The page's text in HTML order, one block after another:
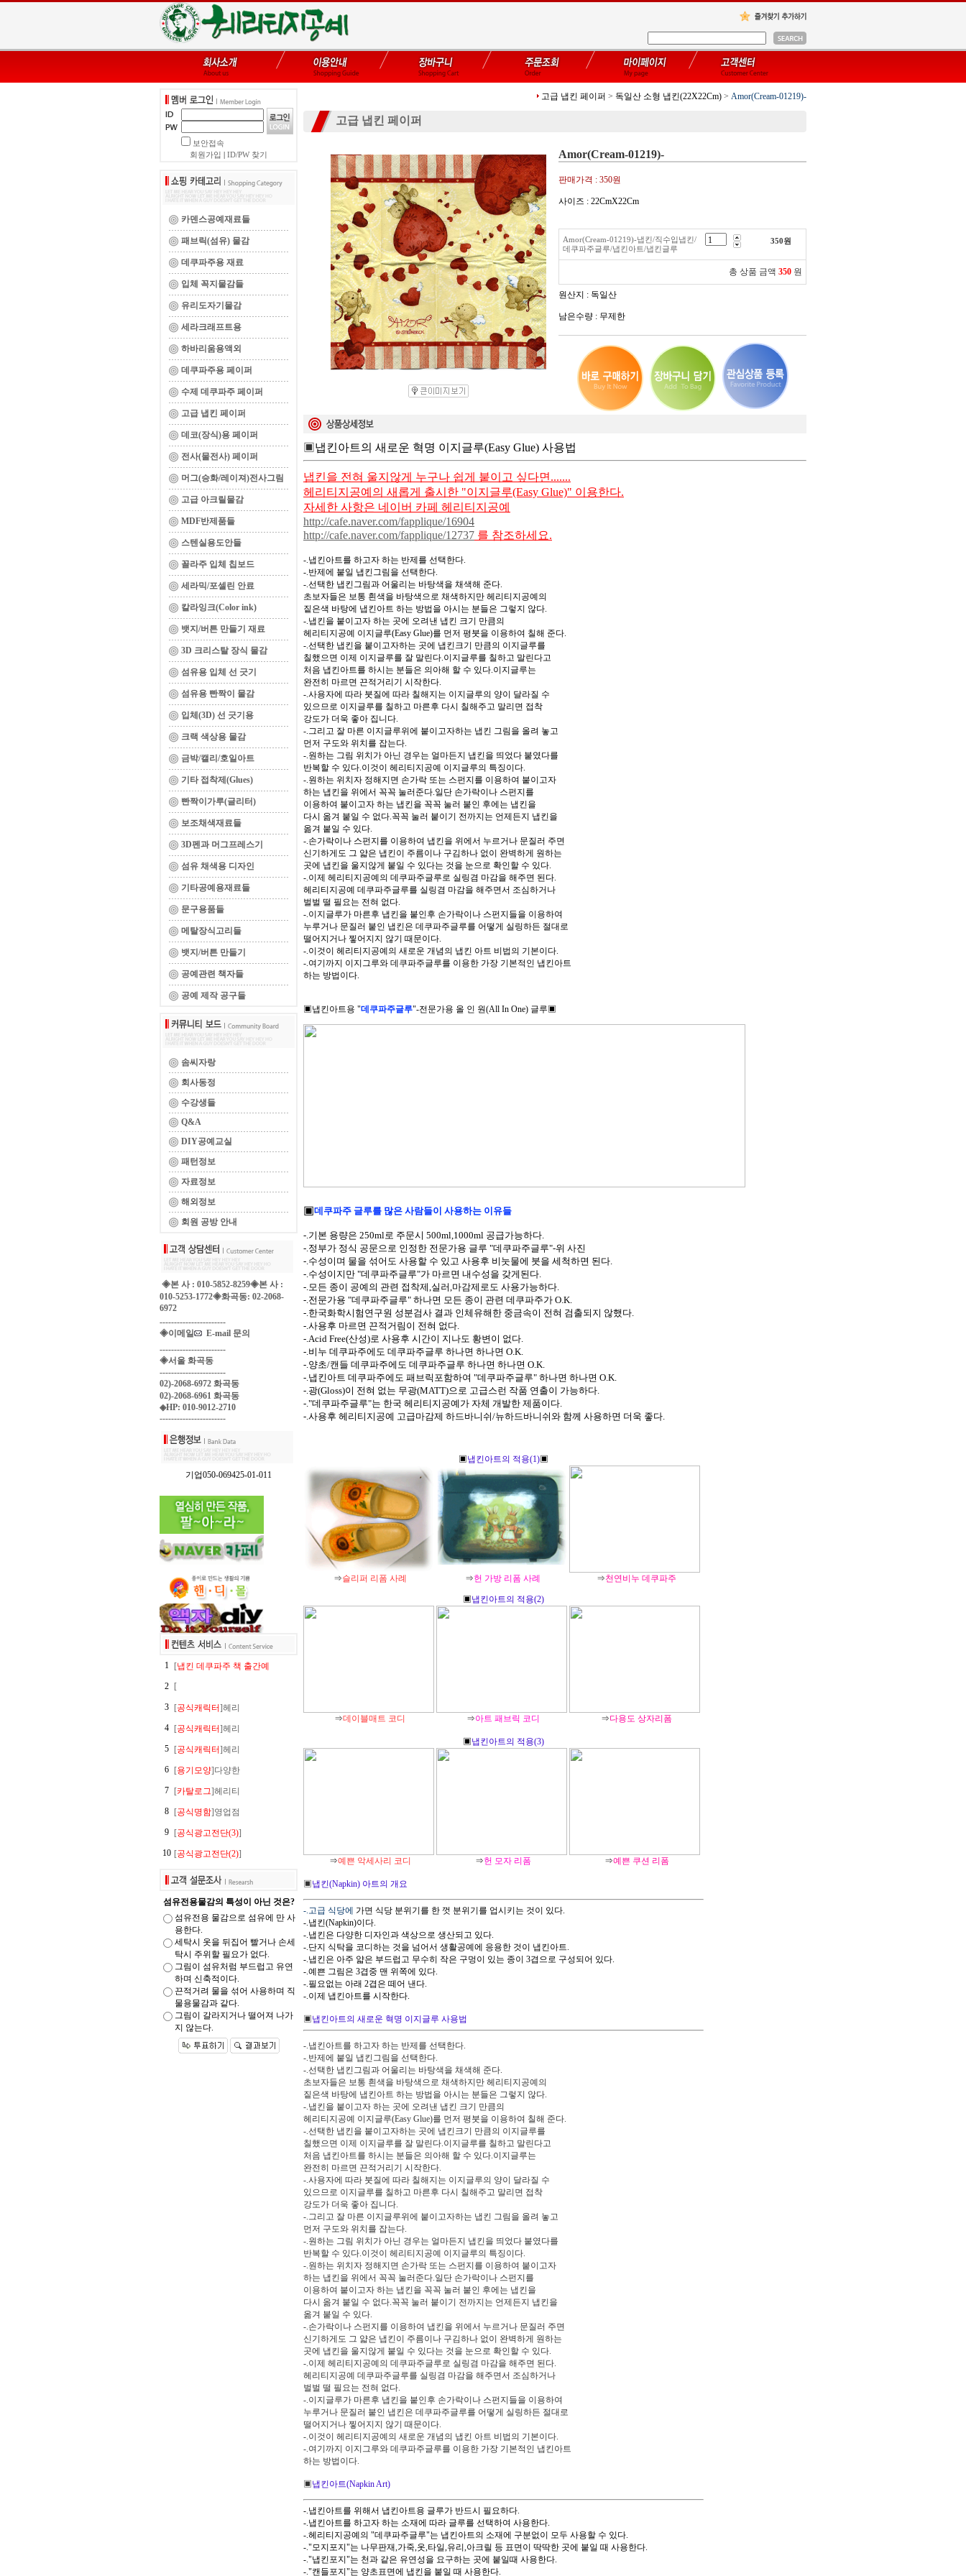
보안접속
회원가입
ID/PW 찾기
카덴스공예재료들
패브릭(섬유) 물감
데쿠파주용 재료
입체 꼭지물감들
유리도자기물감
세라크래프트용
하바리움용액외
데쿠파주용 페이퍼
수제 데쿠파주 페이퍼
고급 냅킨 페이퍼
데코(장식)용 페이퍼
전사(물전사) 페이퍼
머그(승화/레이져)전사그림
고급 아크릴물감
MDF반제품들
스텐실용도안들
꼴라주 입체 칩보드
세라믹/포셀린 안료
칼라잉크(Color ink)
뱃지/버튼 만들기 재료
3D 크리스탈 장식 물감
섬유용 입체 선 긋기
섬유용 빤짝이 물감
입체(3D) 선 긋기용
크랙 색상용 물감
금박/캘리/호일아트
기타 접착제(Glues)
빤짝이가루(글리터)
보조채색재료들
3D펜과 머그프레스기
섬유 채색용 디자인
기타공예용재료들
문구용품들
메탈장식고리들
뱃지/버튼 만들기
공예관련 책자들
공예 제작 공구들
솜씨자랑
회사동정
수강생들
Q&A
DIY공예교실
패턴정보
자료정보
해외정보
회원 공방 안내
◈본 사 : 010-5852-8259◈본 사 :
010-5253-1772◈화곡동: 02-2068-
6972
-----------------------
◈이메일
E-mail 문의
-----------------------
◈서울 화곡동
-----------------------
02)-2068-6972 화곡동
02)-2068-6961 화곡동
◈HP: 010-9012-2710
-----------------------
기업050-069425-01-011
1 [냅킨 데쿠파주 책 출간예
2
[
3 [공식캐릭터]헤리
4
[공식캐릭터]헤리
5
[공식캐릭터]헤리
6
[용기모양]다양한
7
[카탈로그]헤리티
8
[공식명함]영업점
9
[공식광고전단(3)]
10 [공식광고전단(2)]
섬유전용물감의 특성이 아닌 것은?
섬유전용 물감으로 섬유에 만 사
용한다.
세탁시 옷을 뒤집어 빨거나 손세
탁시 주위할 필요가 없다.
그림이 섬유처럼 부드럽고 유연
하며 신축적이다.
끈적거려 물을 섞어 사용하며 직
물용물감과 같다.
그림이 갈라지거나 떨어져 나가
지 않는다.
고급 냅킨 페이퍼 > 독일산 소형 냅킨(22X22Cm) > Amor(Cream-01219)-
고급 냅킨 페이퍼
Amor(Cream-01219)-
판매가격 : 350원
사이즈 : 22CmX22Cm
Amor(Cream-01219)-냅킨/직수입냅킨/
데쿠파주글루/냅킨아트/냅킨글루
350원
총 상품 금액 350 원
원산지 : 독일산
남은수량 : 무제한
▣냅킨아트의 새로운 혁명 이지글루(Easy Glue) 사용법
냅킨을 전혀 울지않게 누구나 쉽게 붙이고 싶다면.......
헤리티지공예의 새롭게 출시한 "이지글루(Easy Glue)" 이용한다.
자세한 사항은 네이버 카페 헤리티지공예
http://cafe.naver.com/fapplique/16904
http://cafe.naver.com/fapplique/12737 를 참조하세요.
-.냅킨아트를 하고자 하는 반제를 선택한다.
-.반제에 붙일 냅킨그림을 선택한다.
-.선택한 냅킨그림과 어울리는 바탕색을 채색해 준다.
초보자들은 보통 흰색을 바탕색으로 채색하지만 헤리티지공예의
짙은색 바탕에 냅킨아트 하는 방법을 아시는 분들은 그렇지 않다.
-.냅킨을 붙이고자 하는 곳에 오려낸 냅킨 크기 만큼의
헤리티지공예 이지글루(Easy Glue)를 먼저 평붓을 이용하여 칠해 준다.
-.선택한 냅킨을 붙이고자하는 곳에 냅킨크기 만큼의 이지글루를
칠했으면 이제 이지글루를 잘 말린다.이지글루를 칠하고 말린다고
처음 냅킨아트를 하시는 분들은 의아해 할 수 있다.이지글루는
완전히 마르면 끈적거리기 시작한다.
-.사용자에 따라 붓질에 따라 칠해지는 이지글루의 양이 달라질 수
있으므로 이지글루를 칠하고 마른후 다시 칠해주고 말리면 접착
강도가 더욱 좋아 집니다.
-.그리고 잘 마른 이지글루위에 붙이고자하는 냅킨 그림을 올려 놓고
먼저 구도와 위치를 잡는다.
-.원하는 그림 위치가 아닌 경우는 얼마든지 냅킨을 띄었다 붙였다를
반복할 수 있다.이것이 헤리티지공예 이지글루의 특징이다.
-.원하는 위치자 정해지면 손가락 또는 스펀지를 이용하여 붙이고자
하는 냅킨을 위에서 꼭꼭 눌러준다.일단 손가락이나 스펀지를
이용하여 붙이고자 하는 냅킨을 꼭꼭 눌러 붙인 후에는 냅킨을
다시 옮겨 붙일 수 없다.꼭꼭 눌러 붙이기 전까지는 언제든지 냅킨을
옮겨 붙일 수 있다.
-.손가락이나 스펀지를 이용하여 냅킨을 위에서 누르거나 문질러 주면
신기하게도 그 얇은 냅킨이 주름이나 구김하나 없이 완벽하게 원하는
곳에 냅킨을 울지않게 붙일 수 있다는 것을 눈으로 확인할 수 있다.
-.이제 헤리티지공예의 데쿠파주글루로 실링겸 마감을 해주면 된다.
헤리티지공예 데쿠파주글루를 실링겸 마감을 해주면서 조심하거나
벌벌 떨 필요는 전혀 없다.
-.이지글루가 마른후 냅킨을 붙인후 손가락이나 스펀지들을 이용하여
누루거나 문질러 붙인 냅킨은 데쿠파주글루를 어떻게 실링하든 절대로
떨어지거나 찧어지지 않기 때문이다.
-.이것이 헤리티지공예의 새로운 개념의 냅킨 아트 비법의 기본이다.
-.여기까지 이지그루와 데쿠파주글루를 이용한 가장 기본적인 냅킨아트
하는 방법이다.
▣냅킨아트용 "데쿠파주글루"-전문가용 올 인 원(All In One) 글루▣
▣데쿠파주 글루를 많은 사람들이 사용하는 이유들
-.기본 용량은 250ml로 주문시 500ml,1000ml 공급가능하다.
-.정부가 정식 공문으로 인정한 전문가용 글루 "데쿠파주글루"-위 사진
-.수성이며 물을 섞어도 사용할 수 있고 사용후 비눗물에 붓을 세척하면 된다.
-.수성이지만 "데쿠파주글루"가 마르면 내수성을 갖게된다.
-.모든 종이 공예의 관련 접착제,실러,마감제로도 사용가능하다.
-.전문가용 "데쿠파주글루" 하나면 모든 종이 관련 데쿠파주가 O.K.
-.한국화학시험연구원 성분검사 결과 인체유해한 중금속이 전혀 검출되지 않했다.
-.사용후 마르면 끈적거림이 전혀 없다.
-.Acid Free(산성)로 사용후 시간이 지나도 황변이 없다.
-.비누 데쿠파주에도 데쿠파주글루 하나면 하나면 O.K.
-.양초/캔들 데쿠파주에도 데쿠파주글루 하나면 하나면 O.K.
-.냅킨아트 데쿠파주에도 패브릭포함하여 "데쿠파주글루" 하나면 하나면 O.K.
-.광(Gloss)이 전혀 없는 무광(MATT)으로 고급스런 작품 연출이 가능하다.
-."데쿠파주글루"는 한국 헤리티지공예가 자체 개발한 제품이다.
-.사용후 헤리티지공예 고급마감제 하드바니쉬/뉴하드바니쉬와 함께 사용하면 더욱 좋다.
▣냅킨아트의 적용(1)▣
⇒슬리퍼 리폼 사례 ⇒헌 가방 리폼 사례 ⇒천연비누 데쿠파주
▣냅킨아트의 적용(2)
⇒데이블매트 코디 ⇒아트 패브릭 코디 ⇒다용도 상자리폼
▣냅킨아트의 적용(3)
⇒예쁜 악세사리 코디 ⇒헌 모자 리폼 ⇒예쁜 쿠션 리폼
▣ 냅킨(Napkin) 아트의 개요
-.고급 식당에 가면 식당 분위기를 한 껏 분위기를 업시키는 것이 있다.
-.냅킨(Napkin)이다.
-.냅킨은 다양한 디자인과 색상으로 생산되고 있다.
-.단지 식탁을 코디하는 것을 넘어서 생활공예에 응용한 것이 냅킨아트.
-.냅킨은 아주 얇은 부드럽고 무수히 작은 구멍이 있는 종이 3겹으로 구성되어 있다.
-.예쁜 그림은 3겹중 맨 위쪽에 있다.
-.필요없는 아래 2겹은 떼어 낸다.
-.이제 냅킨아트를 시작한다.
▣ 냅킨아트의 새로운 혁명 이지글루 사용법
-.냅킨아트를 하고자 하는 반제를 선택한다.
-.반제에 붙일 냅킨그림을 선택한다.
-.선택한 냅킨그림과 어울리는 바탕색을 채색해 준다.
초보자들은 보통 흰색을 바탕색으로 채색하지만 헤리티지공예의
짙은색 바탕에 냅킨아트 하는 방법을 아시는 분들은 그렇지 않다.
-.냅킨을 붙이고자 하는 곳에 오려낸 냅킨 크기 만큼의
헤리티지공예 이지글루(Easy Glue)를 먼저 평붓을 이용하여 칠해 준다.
-.선택한 냅킨을 붙이고자하는 곳에 냅킨크기 만큼의 이지글루를
칠했으면 이제 이지글루를 잘 말린다.이지글루를 칠하고 말린다고
처음 냅킨아트를 하시는 분들은 의아해 할 수 있다.이지글루는
완전히 마르면 끈적거리기 시작한다.
-.사용자에 따라 붓질에 따라 칠해지는 이지글루의 양이 달라질 수
있으므로 이지글루를 칠하고 마른후 다시 칠해주고 말리면 접착
강도가 더욱 좋아 집니다.
-.그리고 잘 마른 이지글루위에 붙이고자하는 냅킨 그림을 올려 놓고
먼저 구도와 위치를 잡는다.
-.원하는 그림 위치가 아닌 경우는 얼마든지 냅킨을 띄었다 붙였다를
반복할 수 있다.이것이 헤리티지공예 이지글루의 특징이다.
-.원하는 위치자 정해지면 손가락 또는 스펀지를 이용하여 붙이고자
하는 냅킨을 위에서 꼭꼭 눌러준다.일단 손가락이나 스펀지를
이용하여 붙이고자 하는 냅킨을 꼭꼭 눌러 붙인 후에는 냅킨을
다시 옮겨 붙일 수 없다.꼭꼭 눌러 붙이기 전까지는 언제든지 냅킨을
옮겨 붙일 수 있다.
-.손가락이나 스펀지를 이용하여 냅킨을 위에서 누르거나 문질러 주면
신기하게도 그 얇은 냅킨이 주름이나 구김하나 없이 완벽하게 원하는
곳에 냅킨을 울지않게 붙일 수 있다는 것을 눈으로 확인할 수 있다.
-.이제 헤리티지공예의 데쿠파주글루로 실링겸 마감을 해주면 된다.
헤리티지공예 데쿠파주글루를 실링겸 마감을 해주면서 조심하거나
벌벌 떨 필요는 전혀 없다.
-.이지글루가 마른후 냅킨을 붙인후 손가락이나 스펀지들을 이용하여
누루거나 문질러 붙인 냅킨은 데쿠파주글루를 어떻게 실링하든 절대로
떨어지거나 찧어지지 않기 때문이다.
-.이것이 헤리티지공예의 새로운 개념의 냅킨 아트 비법의 기본이다.
-.여기까지 이지그루와 데쿠파주글루를 이용한 가장 기본적인 냅킨아트
하는 방법이다.
▣ 냅킨아트(Napkin Art)
-.냅킨아트를 위해서 냅킨아트용 글루가 반드시 필요하다.
-.냅킨아트를 하고자 하는 소재에 따라 글루를 선택하여 사용한다.
-.헤리티지공예의 "데쿠파주글루"는 냅킨아트의 소재에 구분없이 모두 사용할 수 있다.
-."모지포지"는 나무판재,가죽,옷,타일,유리,아크릴 등 표면이 딱딱한 곳에 붙일 때 사용한다.
-."냅킨포지"는 천과 같은 유연성을 요구하는 곳에 붙일때 사용한다.
-."캔들포지"는 양초표면에 냅킨을 붙일 때 사용한다.